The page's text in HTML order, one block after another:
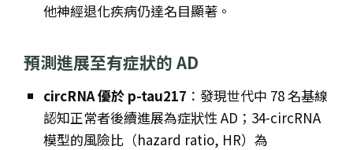
他神經退化疾病仍達名目顯著。
預測進展至有症狀的 AD
circRNA 優於 p-tau217 ：發現世代中 78 名基線
認知正常者後續進展為症狀性 AD；34-circRNA
模型的風險比（hazard ratio, HR）為